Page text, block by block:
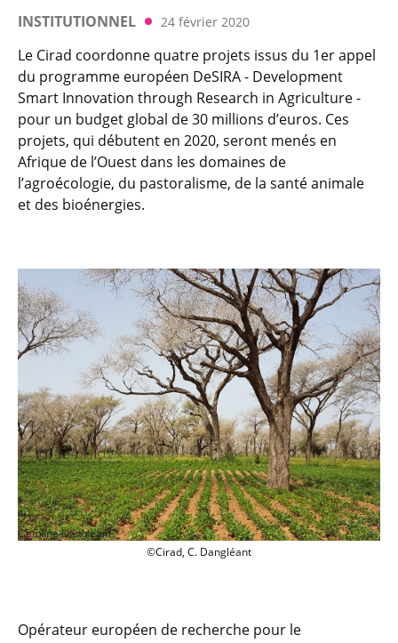
INSTITUTIONNEL 24 février 2020
Le Cirad coordonne quatre projets issus du 1er appel
du programme européen DeSIRA - Development
Smart Innovation through Research in Agriculture -
pour un budget global de 30 millions d’euros. Ces
projets, qui débutent en 2020, seront menés en
Afrique de l’Ouest dans les domaines de
l’agroécologie, du pastoralisme, de la santé animale
et des bioénergies.
Les projets Cirad issus et programme
©Cirad, C. Dangléant
Opérateur européen de recherche pour le